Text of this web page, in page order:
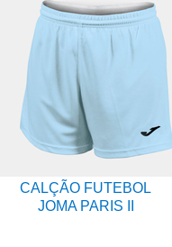
CALÇÃO FUTEBOL
JOMA PARIS II